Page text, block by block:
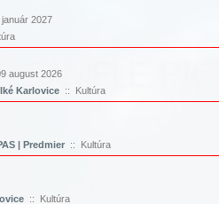
2027
august 2026
Karlovice:: Kultúra
| Predmier:: Kultúra
:: Kultúra